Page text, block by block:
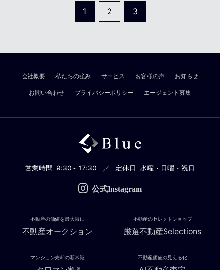
1 2 3
会社概要 私たちの強み サービス お客様の声 お知らせ
お問い合わせ プライバシーポリシー エージェント募集
営業時間 9:30～17:30 定休日 水曜・日曜・祝日
公式Instagram
不動産の価値を最大限に
不動産オークション
不動産のセレクトショップ
厳選不動産Selections
マンション売却の新常識
®
不動産価値の見える化